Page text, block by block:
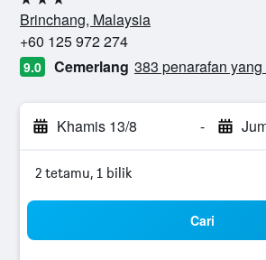
3 bintang
Brinchang, Malaysia
+60 125 972 274
9.0 Cemerlang 383 penarafan
Khamis 13/8 -
2 tetamu, 1 bilik
Cari